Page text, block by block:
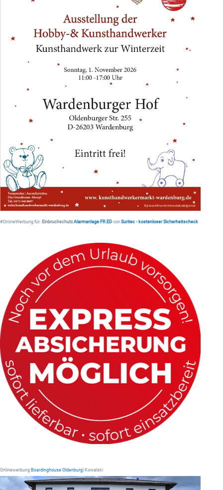
#OnlineWerbung für Einbruchschutz Alarmanlage FR.ED von Suritec • kostenloser Sicherheitscheck
Onlinewerbung Boardinghouse Oldenburg | Kowalski